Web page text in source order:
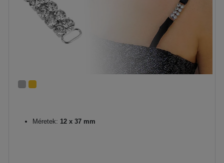
Méretek: 12 x 37 mm